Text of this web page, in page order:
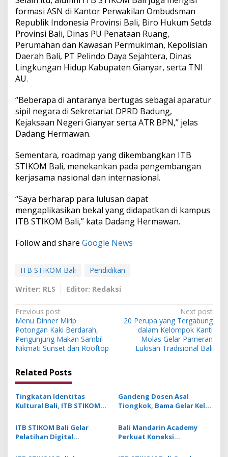
formasi ASN di Kantor Perwakilan Ombudsman
Republik Indonesia Provinsi Bali, Biro Hukum Setda
Provinsi Bali, Dinas PU Penataan Ruang,
Perumahan dan Kawasan Permukiman, Kepolisian
Daerah Bali, PT Pelindo Daya Sejahtera, Dinas
Lingkungan Hidup Kabupaten Gianyar, serta TNI
AU.
“Beberapa di antaranya bertugas sebagai aparatur
sipil negara di Sekretariat DPRD Badung,
Kejaksaan Negeri Gianyar serta ATR BPN,” jelas
Dadang Hermawan.
Sementara, roadmap yang dikembangkan ITB
STIKOM Bali, menekankan pada pengembangan
kerjasama nasional dan internasional.
“Saya berharap para lulusan dapat
mengaplikasikan bekal yang didapatkan di kampus
ITB STIKOM Bali,” kata Dadang Hermawan.
Follow and share Google News
ITB STIKOM Bali
Pendidikan
Writer: RLS
Editor: Redaksi
P
o
s
t
n
a
v
i
g
a
Previous post
Menu Dinner Mirip
Potongan Kaki Berdarah,
Pengunjung Makan Sambil
Nikmati Sunset dari Rooftop
Next post
20 Perupa yang Tergabung
dalam Kelompok Kanti
Molas Gelar Pameran
Lukisan Tradisional Bali
Related Posts
Tingkatan Identitas
Kultural Bali, ITB STIKOM
Usaha Perempuan
Pengrajin Kebaya
Gandeng Dosen Asal
Tiongkok, Bama Gelar Kelas
Bahas Cara Pesan Menu
Restoran
ITB STIKOM Bali Gelar
Pelatihan Digital
Teknologi 3D Scanner
Bali Mandarin Academy
Perkuat Koneksi
bagi Indonesia dan